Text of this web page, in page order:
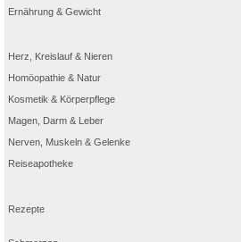
Ernährung & Gewicht
Herz, Kreislauf & Nieren
Homöopathie & Natur
Kosmetik & Körperpflege
Magen, Darm & Leber
Nerven, Muskeln & Gelenke
Reiseapotheke
Rezepte